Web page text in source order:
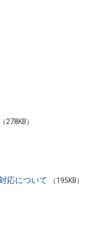
（278KB）
応について （195KB）